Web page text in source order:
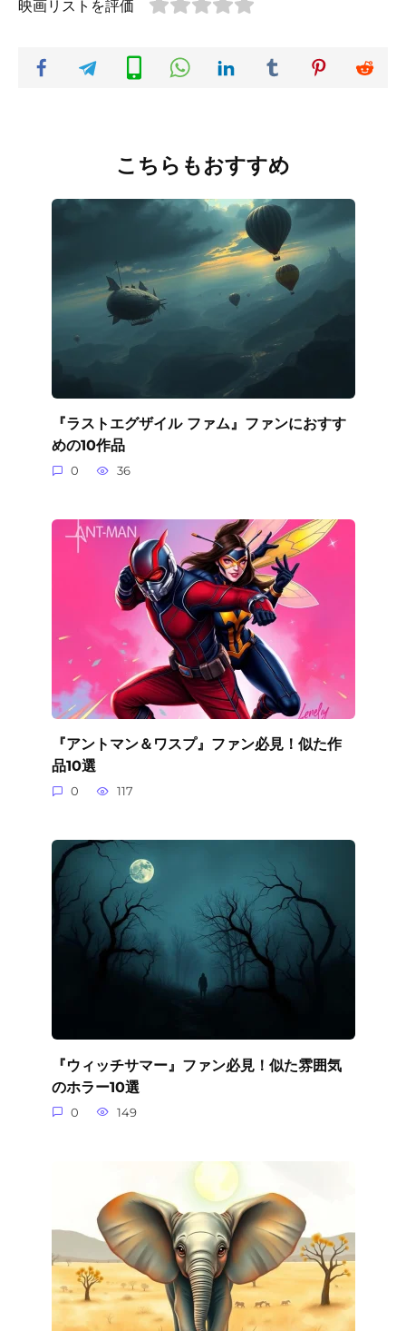
映画リストを評価
こちらもおすすめ
『ラストエグザイル ファム』ファンにおすす
めの10作品
0 36
『アントマン＆ワスプ』ファン必見！似た作
品10選
0 117
『ウィッチサマー』ファン必見！似た雰囲気
のホラー10選
0 149